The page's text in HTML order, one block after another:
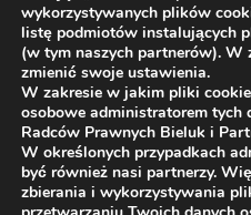
ul. Warszawska 14 lok 3,
85 66 54 441,
ul. Karolkowa 28/114,
wykorzystywanych plików
listę podmiotów instalujących
(w tym naszych partnerów). W
zmienić swoje ustawienia.
W zakresie w jakim pliki
osobowe administratorem tych
Radców Prawnych Bieluk i
W określonych przypadkach
być również nasi partnerzy.
zbierania i wykorzystywania